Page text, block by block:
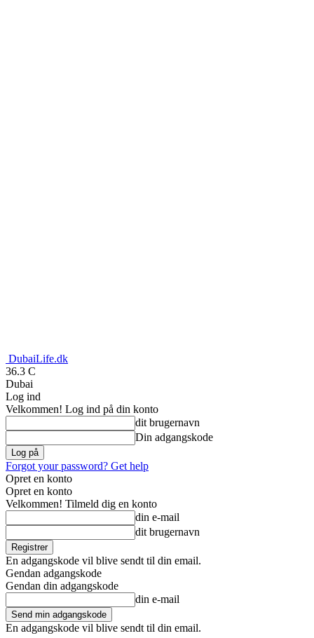
DubaiLife.dk
36.3 C
Dubai
Log ind
Velkommen! Log ind på din konto
dit brugernavn
Din adgangskode
Forgot your password? Get help
Opret en konto
Opret en konto
Velkommen! Tilmeld dig en konto
din e-mail
dit brugernavn
En adgangskode vil blive sendt til din email.
Gendan adgangskode
Gendan din adgangskode
din e-mail
En adgangskode vil blive sendt til din email.